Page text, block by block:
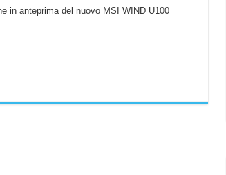
Recensione EarFun Clip 2
da remoto
in anteprima del nuovo MSI WIND U100